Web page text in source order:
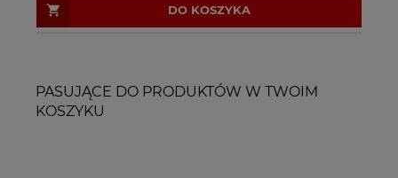
DO KOSZYKA
PASUJĄCE DO PRODUKTÓW W TWOIM
KOSZYKU